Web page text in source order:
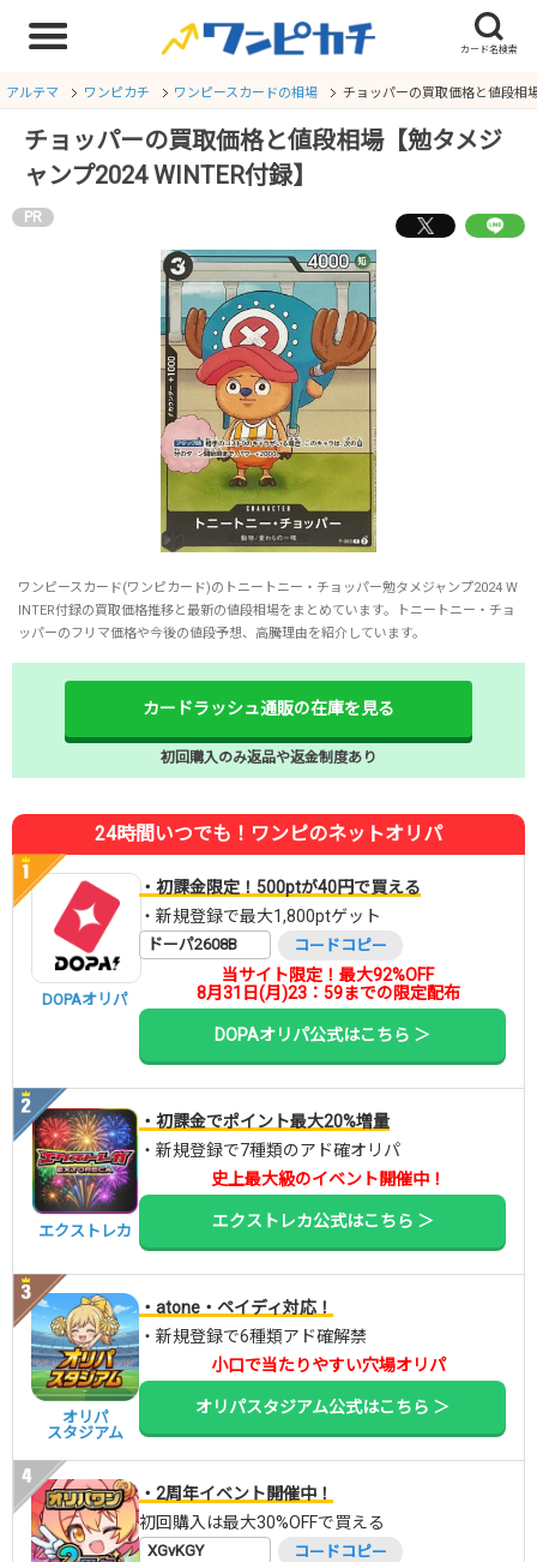
アルテマ ワンピカチ ワンピースカードの相場 チョッパーの買取価格と値段相
チョッパーの買取価格と値段相場【勉タメジ
ャンプ2024 WINTER付録】
PR
ワンピースカード(ワンピカード)のトニートニー・チョッパー勉タメジャンプ2024 W
INTER付録の買取価格推移と最新の値段相場をまとめています。トニートニー・チョ
ッパーのフリマ価格や今後の値段予想、高騰理由を紹介しています。
カードラッシュ通販の在庫を見る
初回購入のみ返品や返金制度あり
24時間いつでも！ワンピのネットオリパ
DOPAオリパ
・初課金限定！500ptが40円で買える
・新規登録で最大1,800ptゲット
ドーパ2608B コードコピー
当サイト限定！最大92%OFF
8月31日(月)23：59までの限定配布
DOPAオリパ公式はこちら ＞
エクストレカ
・初課金でポイント最大20%増量
・新規登録で7種類のアド確オリパ
史上最大級のイベント開催中！
エクストレカ公式はこちら ＞
オリパ
スタジアム
・atone・ペイディ対応！
・新規登録で6種類アド確解禁
小口で当たりやすい穴場オリパ
オリパスタジアム公式はこちら ＞
・2周年イベント開催中！
初回購入は最大30%OFFで買える
XGvKGY コードコピー